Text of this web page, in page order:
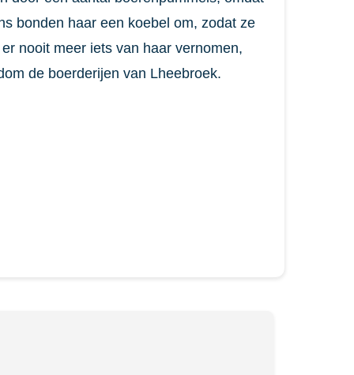
bonden haar een koebel om, zodat ze
nooit meer iets van haar vernomen,
de boerderijen van Lheebroek.